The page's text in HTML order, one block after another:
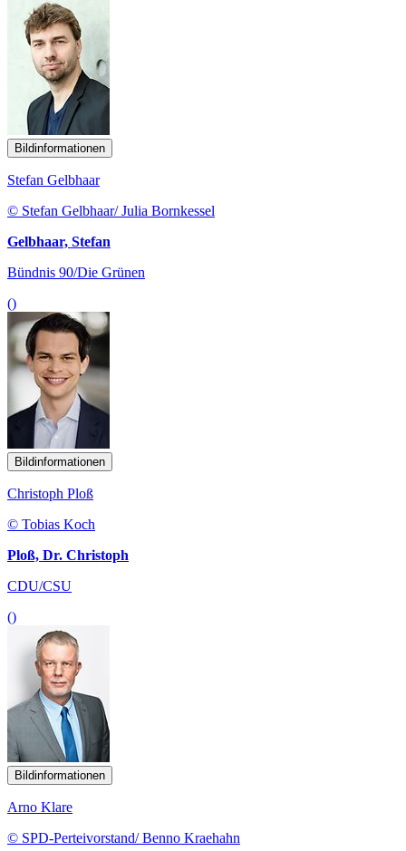
Bildinformationen
Stefan Gelbhaar
© Stefan Gelbhaar/ Julia Bornkessel
Gelbhaar, Stefan
Bündnis 90/Die Grünen
()
Bildinformationen
Christoph Ploß
© Tobias Koch
Ploß, Dr. Christoph
CDU/CSU
()
Bildinformationen
Arno Klare
© SPD-Perteivorstand/ Benno Kraehahn